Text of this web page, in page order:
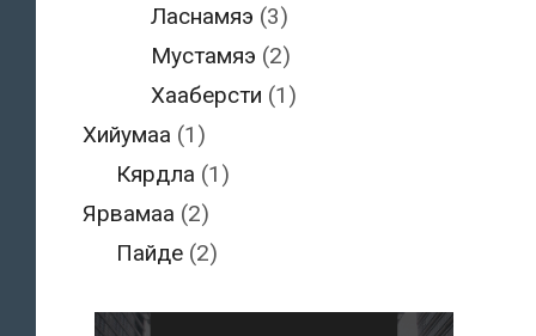
Ласнамяэ (3)
Мустамяэ (2)
Хааберсти (1)
Хийумаа (1)
Кярдла (1)
Ярвамаа (2)
Пайде (2)